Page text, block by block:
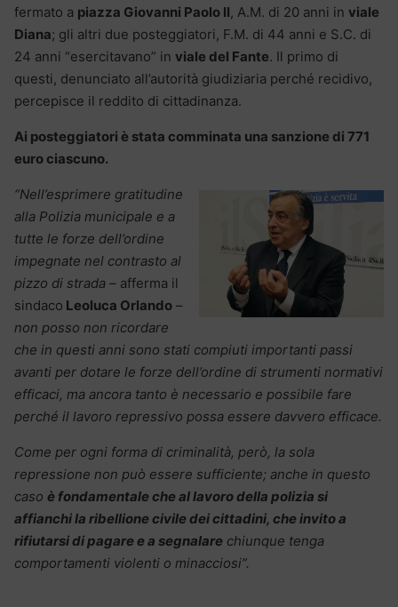
fermato a piazza Giovanni Paolo II, A.M. di 20 anni in viale
Diana; gli altri due posteggiatori, F.M. di 44 anni e S.C. di
24 anni “esercitavano” in viale del Fante. Il primo di
questi, denunciato all’autorità giudiziaria perché recidivo,
percepisce il reddito di cittadinanza.
Ai posteggiatori è stata comminata una sanzione di 771
euro ciascuno.
“Nell’esprimere gratitudine
alla Polizia municipale e a
tutte le forze dell’ordine
impegnate nel contrasto al
pizzo di strada – afferma il
sindaco Leoluca Orlando –
non posso non ricordare
che in questi anni sono stati compiuti importanti passi
avanti per dotare le forze dell’ordine di strumenti normativi
efficaci, ma ancora tanto è necessario e possibile fare
perché il lavoro repressivo possa essere davvero efficace.
Come per ogni forma di criminalità, però, la sola
repressione non può essere sufficiente; anche in questo
caso è fondamentale che al lavoro della polizia si
affianchi la ribellione civile dei cittadini, che invito a
rifiutarsi di pagare e a segnalare chiunque tenga
comportamenti violenti o minacciosi”.